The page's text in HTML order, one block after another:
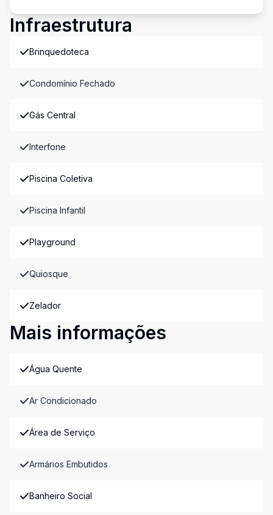
Infraestrutura
Brinquedoteca
Condomínio Fechado
Gás Central
Interfone
Piscina Coletiva
Piscina Infantil
Playground
Quiosque
Zelador
Mais informações
Água Quente
Ar Condicionado
Área de Serviço
Armários Embutidos
Banheiro Social